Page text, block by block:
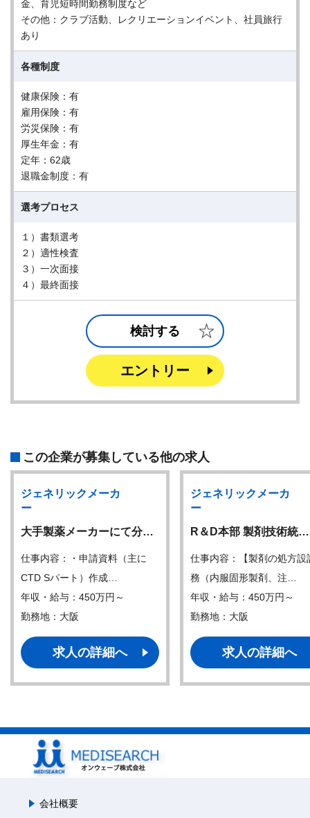
金、育児短時間勤務制度など
その他：クラブ活動、レクリエーションイベント、社員旅行
あり
各種制度
健康保険：有
雇用保険：有
労災保険：有
厚生年金：有
定年：62歳
退職金制度：有
選考プロセス
１）書類選考
２）適性検査
３）一次面接
４）最終面接
検討する
エントリー
この企業が募集している他の求人
ジェネリックメーカ
ー
大手製薬メーカーにて分…
仕事内容：・申請資料（主に
CTD Sパート）作成…
年収・給与：450万円～
勤務地：大阪
求人の詳細へ
ジェネリックメーカ
ー
R＆D本部 製剤技術統…
仕事内容：【製剤の処方設
務（内服固形製剤、注…
年収・給与：450万円～
勤務地：大阪
求人の詳細へ
会社概要